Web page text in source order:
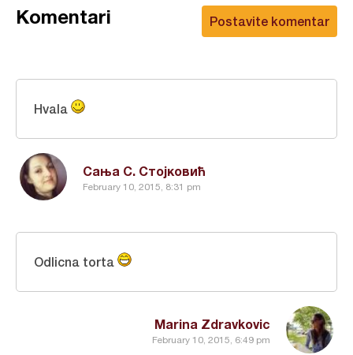
Postavite komentar
Komentari
Сања С. Стојковић
February 10, 2015, 8:31 pm
Hvala
Marina Zdravkovic
February 10, 2015, 6:49 pm
Odlicna torta